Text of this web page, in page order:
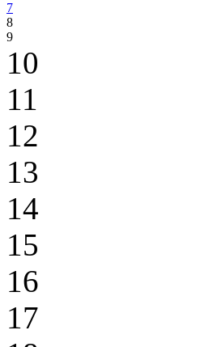
7
8
9
10
11
12
13
14
15
16
17